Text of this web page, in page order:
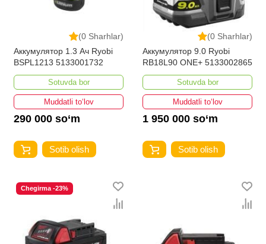
(0 Sharhlar)
Аккумулятор 1.3 Ач Ryobi
BSPL1213 5133001732
Sotuvda bor
Muddatli to‘lov
290 000 so‘m
Sotib olish
(0 Sharhlar)
Аккумулятор 9.0 Ryobi
RB18L90 ONE+ 5133002865
Sotuvda bor
Muddatli to‘lov
1 950 000 so‘m
Sotib olish
Chegirma -23%